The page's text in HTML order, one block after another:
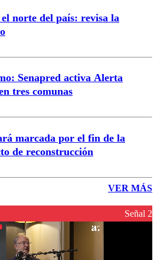
norte del país: revisa la
Senapred activa Alerta
tres comunas
marcada por el fin de la
de reconstrucción
VER MÁS
Señal 2